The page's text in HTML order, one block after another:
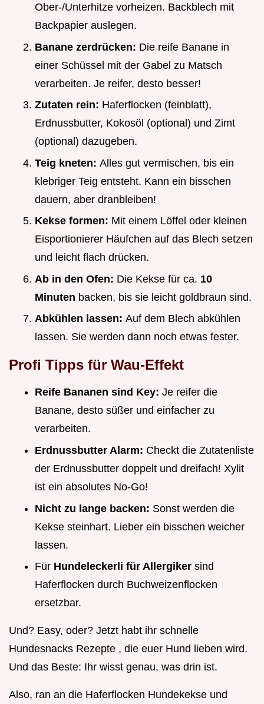
Ober-/Unterhitze vorheizen. Backblech mit
Backpapier auslegen.
Banane zerdrücken: Die reife Banane in
einer Schüssel mit der Gabel zu Matsch
verarbeiten. Je reifer, desto besser!
Zutaten rein: Haferflocken (feinblatt),
Erdnussbutter, Kokosöl (optional) und Zimt
(optional) dazugeben.
Teig kneten: Alles gut vermischen, bis ein
klebriger Teig entsteht. Kann ein bisschen
dauern, aber dranbleiben!
Kekse formen: Mit einem Löffel oder kleinen
Eisportionierer Häufchen auf das Blech setzen
und leicht flach drücken.
Ab in den Ofen: Die Kekse für ca. 10
Minuten backen, bis sie leicht goldbraun sind.
Abkühlen lassen: Auf dem Blech abkühlen
lassen. Sie werden dann noch etwas fester.
Profi Tipps für Wau-Effekt
Reife Bananen sind Key: Je reifer die
Banane, desto süßer und einfacher zu
verarbeiten.
Erdnussbutter Alarm: Checkt die Zutatenliste
der Erdnussbutter doppelt und dreifach! Xylit
ist ein absolutes No-Go!
Nicht zu lange backen: Sonst werden die
Kekse steinhart. Lieber ein bisschen weicher
lassen.
Für Hundeleckerli für Allergiker sind
Haferflocken durch Buchweizenflocken
ersetzbar.
Und? Easy, oder? Jetzt habt ihr schnelle
Hundesnacks Rezepte , die euer Hund lieben wird.
Und das Beste: Ihr wisst genau, was drin ist.
Also, ran an die Haferflocken Hundekekse und